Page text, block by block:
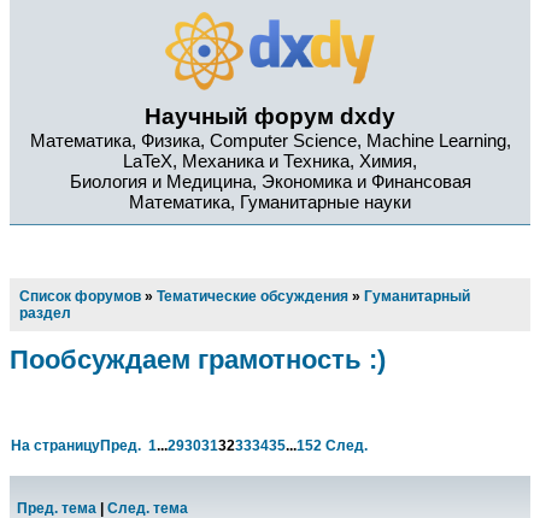
Научный форум dxdy
Математика, Физика, Computer Science, Machine Learning,
LaTeX, Механика и Техника, Химия,
Биология и Медицина, Экономика и Финансовая
Математика, Гуманитарные науки
Список форумов » Тематические обсуждения » Гуманитарный
раздел
Пообсуждаем грамотность :)
На страницуПред. 1...29303132333435...152 След.
Пред. тема
След. тема